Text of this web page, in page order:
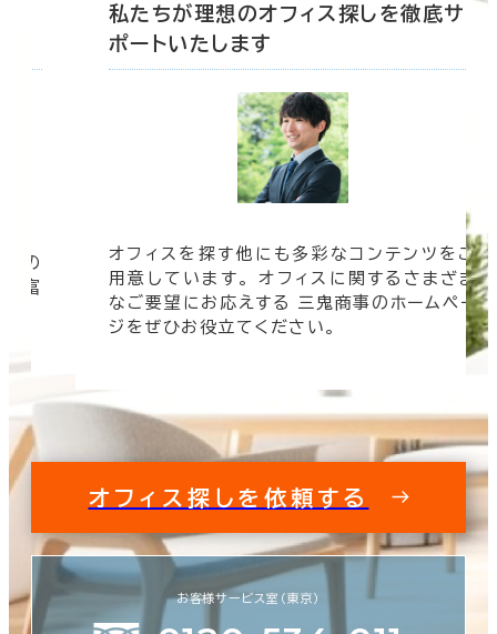
の
豊富
私たちが理想のオフィス探しを徹底サ
ポートいたします
オフィスを探す他にも多彩なコンテンツをご
用意しています。 オフィスに関するさまざま
なご要望にお応えする 三鬼商事のホームペー
ジをぜひお役立てください。
オフィス探しを依頼する
お客様サービス室（東京）